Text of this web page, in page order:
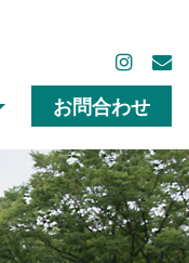
お問合わせ